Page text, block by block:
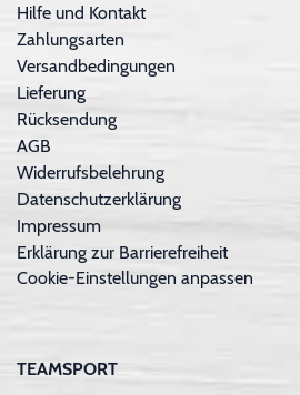
Hilfe und Kontakt
Zahlungsarten
Versandbedingungen
Lieferung
Rücksendung
AGB
Widerrufsbelehrung
Datenschutzerklärung
Impressum
Erklärung zur Barrierefreiheit
Cookie-Einstellungen anpassen
TEAMSPORT